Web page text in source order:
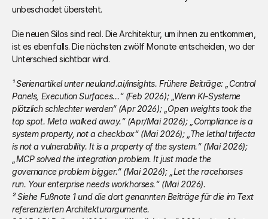
unbeschadet übersteht.
Die neuen Silos sind real. Die Architektur, um ihnen zu entkommen,
ist es ebenfalls. Die nächsten zwölf Monate entscheiden, wo der
Unterschied sichtbar wird.
¹ Serienartikel unter neuland.ai/insights. Frühere Beiträge: „Control
Panels, Execution Surfaces…“ (Feb 2026); „Wenn KI-Systeme
plötzlich schlechter werden“ (Apr 2026); „Open weights took the
top spot. Meta walked away.“ (Apr/Mai 2026); „Compliance is a
system property, not a checkbox“ (Mai 2026); „The lethal trifecta
is not a vulnerability. It is a property of the system.“ (Mai 2026);
„MCP solved the integration problem. It just made the
governance problem bigger.“ (Mai 2026); „Let the racehorses
run. Your enterprise needs workhorses.“ (Mai 2026).
² Siehe Fußnote 1 und die dort genannten Beiträge für die im Text
referenzierten Architekturargumente.